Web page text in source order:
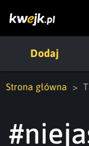
Dodaj
Strona główna